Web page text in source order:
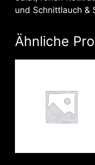
und Schnittlauch &
Ähnliche